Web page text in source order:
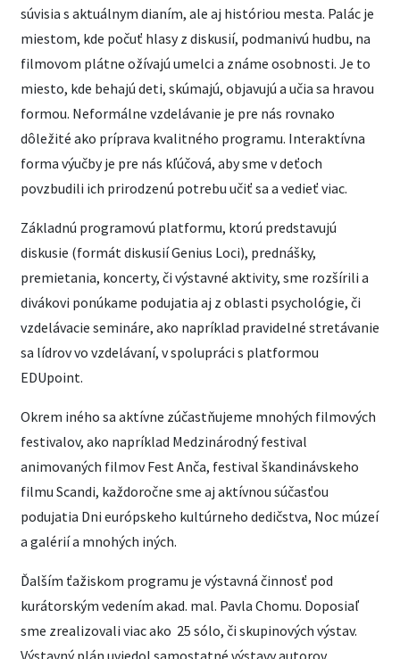
súvisia s aktuálnym dianím, ale aj históriou mesta. Palác je
miestom, kde počuť hlasy z diskusií, podmanivú hudbu, na
filmovom plátne ožívajú umelci a známe osobnosti. Je to
miesto, kde behajú deti, skúmajú, objavujú a učia sa hravou
formou. Neformálne vzdelávanie je pre nás rovnako
dôležité ako príprava kvalitného programu. Interaktívna
forma výučby je pre nás kľúčová, aby sme v deťoch
povzbudili ich prirodzenú potrebu učiť sa a vedieť viac.
Základnú programovú platformu, ktorú predstavujú
diskusie (formát diskusií Genius Loci), prednášky,
premietania, koncerty, či výstavné aktivity, sme rozšírili a
divákovi ponúkame podujatia aj z oblasti psychológie, či
vzdelávacie semináre, ako napríklad pravidelné stretávanie
sa lídrov vo vzdelávaní, v spolupráci s platformou
EDUpoint.
Okrem iného sa aktívne zúčastňujeme mnohých filmových
festivalov, ako napríklad Medzinárodný festival
animovaných filmov Fest Anča, festival škandinávskeho
filmu Scandi, každoročne sme aj aktívnou súčasťou
podujatia Dni európskeho kultúrneho dedičstva, Noc múzeí
a galérií a mnohých iných.
Ďalším ťažiskom programu je výstavná činnosť pod
kurátorským vedením akad. mal. Pavla Chomu. Doposiaľ
sme zrealizovali viac ako 25 sólo, či skupinových výstav.
Výstavný plán uviedol samostatné výstavy autorov,